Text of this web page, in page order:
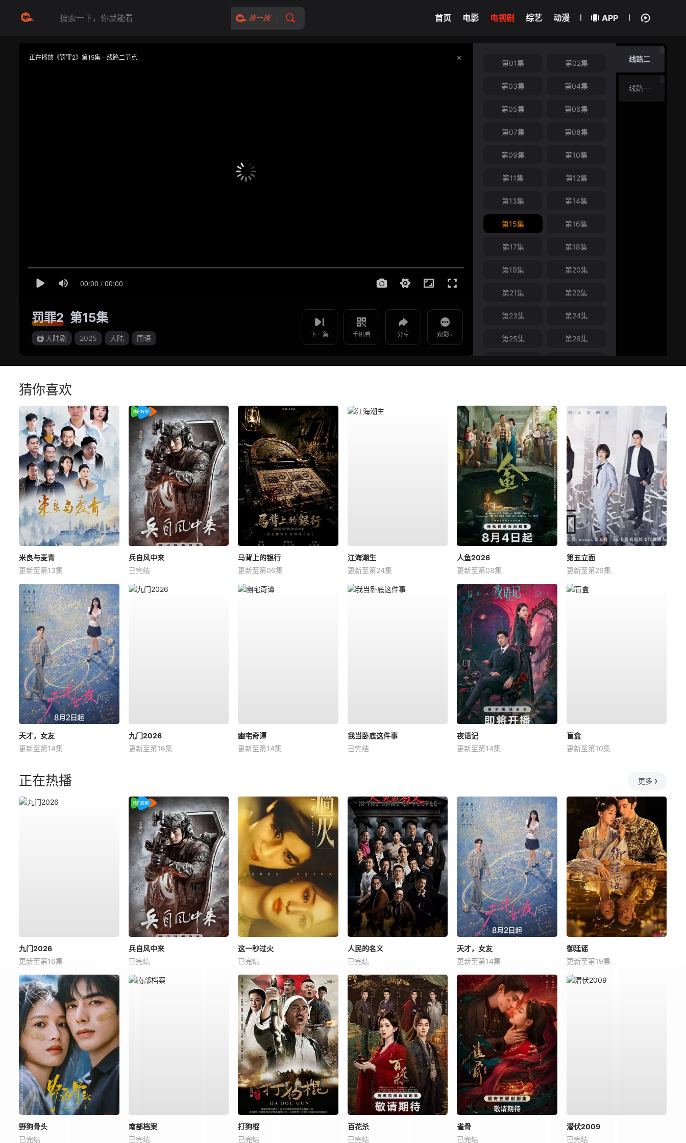
搜一搜 首页 电影 电视剧 综艺 动漫 APP
正在播放《罚罪2》第15集 - 线路二节点
罚罪2 第15集
大陆剧 2025 大陆 国语 下一集 手机看 分享 观影+
如遇无法播放请提交给我们
线路二
线路一
第01集 第02集
第03集 第04集
第05集 第06集
第07集 第08集
第09集 第10集
第11集 第12集
第13集 第14集
第15集 第16集
第17集 第18集
第19集 第20集
第21集 第22集
第23集 第24集
第25集 第26集
第31集 第32集
第33集
第35集 第36集
第37集 第38集
第39集 第40集
猜你喜欢
米良与麦青
更新至第13集
兵自风中来
已完结
马背上的银行
更新至第06集
江海潮生
更新至第24集
人鱼2026
更新至第08集
第五立面
更新至第26集
天才，女友
更新至第14集
九门2026
更新至第16集
幽宅奇谭
更新至第14集
我当卧底这件事
已完结
夜语记
更新至第14集
盲盒
更新至第10集
正在热播 更多
九门2026
更新至第16集
兵自风中来
已完结
这一秒过火
已完结
人民的名义
已完结
天才，女友
更新至第14集
御廷谣
更新至第19集
野狗骨头
已完结
南部档案
已完结
打狗棍
已完结
百花杀
已完结
雀骨
已完结
潜伏2009
已完结